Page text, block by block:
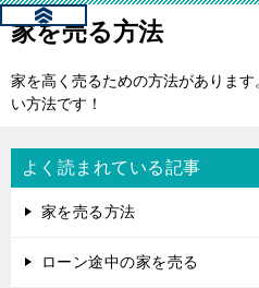
家を売る方法
家を高く売るための方法がありま
い方法です！
よく読まれている記事
家を売る方法
ローン途中の家を売る